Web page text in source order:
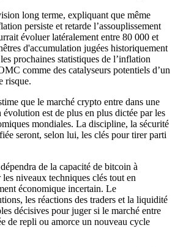
long terme, expliquant que même
persiste et retarde l’assouplissement
évoluer latéralement entre 80 000 et
d'accumulation jugées historiquement
prochaines statistiques de l’inflation
comme des catalyseurs potentiels d’un
risque.
que le marché crypto entre dans une
évolution est de plus en plus dictée par les
mondiales. La discipline, la sécurité
seront, selon lui, les clés pour tirer parti
de la capacité de bitcoin à
niveaux techniques clés tout en
économique incertain. Le
les réactions des traders et la liquidité
décisives pour juger si le marché entre
de repli ou amorce un nouveau cycle